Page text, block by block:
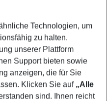
nights
filter
Technologien, um
zu halten.
unserer Plattform
Support bieten sowie
anzeigen, die für Sie
Klicken Sie auf „Alle
sind. Ihnen reicht